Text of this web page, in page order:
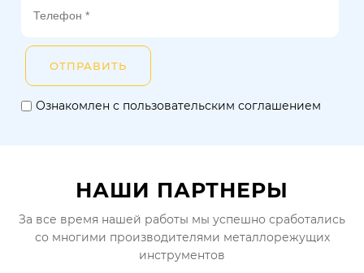
ОТПРАВИТЬ
Ознакомлен с пользовательским соглашением
НАШИ ПАРТНЕРЫ
За все время нашей работы мы успешно сработались
со многими производителями металлорежущих
инструментов